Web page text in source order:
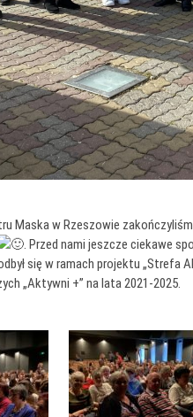
Maska w Rzeszowie
. Przed nami jeszcze ciekawe
się w ramach projektu „Strefa
„Aktywni +” na lata 2021-2025.